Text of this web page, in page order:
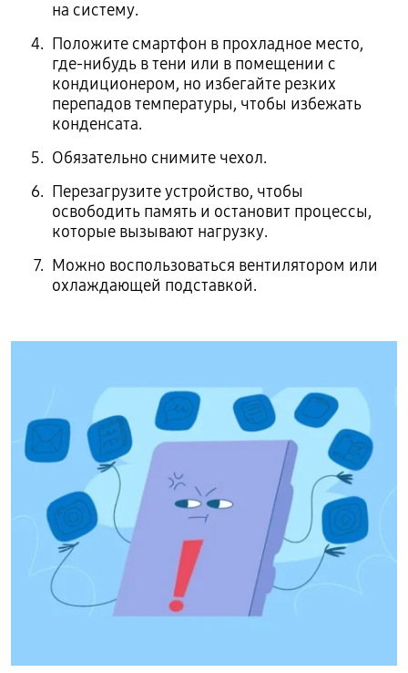
на систему.
Положите смартфон в прохладное место,
где-нибудь в тени или в помещении с
кондиционером, но избегайте резких
перепадов температуры, чтобы избежать
конденсата.
Обязательно снимите чехол.
Перезагрузите устройство, чтобы
освободить память и остановит процессы,
которые вызывают нагрузку.
Можно воспользоваться вентилятором или
охлаждающей подставкой.